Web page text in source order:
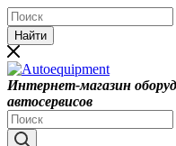
Найти
Интернет-магазин
автосервисов